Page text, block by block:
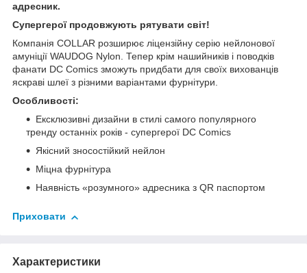
адресник.
Супергерої продовжують рятувати світ!
Компанія COLLAR розширює ліцензійну серію нейлонової
амуніції WAUDOG Nylon. Тепер крім нашийників і поводків
фанати DC Comics зможуть придбати для своїх вихованців
яскраві шлеї з різними варіантами фурнітури.
Особливості:
Ексклюзивні дизайни в стилі самого популярного
тренду останніх років - супергерої DC Comics
Якісний зносостійкий нейлон
Міцна фурнітура
Наявність «розумного» адресника з QR паспортом
Приховати
Характеристики